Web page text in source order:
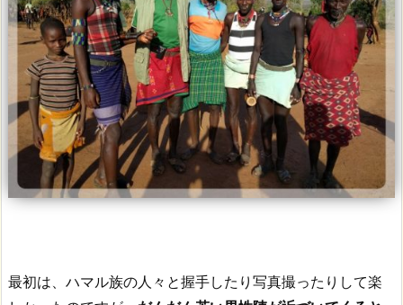
最初は、ハマル族の人々と握手したり写真撮ったりして楽